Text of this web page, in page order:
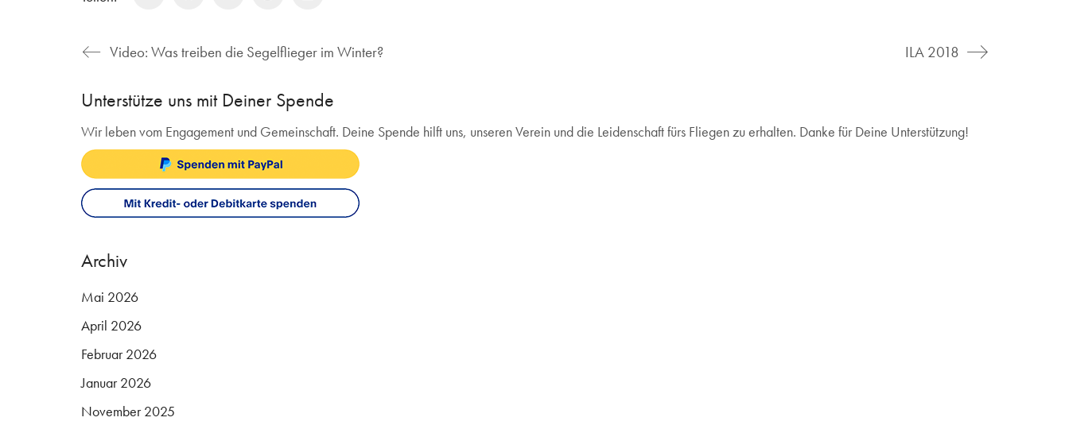
Video: Was treiben die Segelflieger im Winter? ILA 2018
Unterstütze uns mit Deiner Spende
Wir leben vom Engagement und Gemeinschaft. Deine Spende hilft uns, unseren Verein und die Leidenschaft fürs Fliegen zu erhalten. Danke für Deine Unterstützung!
Archiv
Mai 2026
April 2026
Februar 2026
Januar 2026
November 2025